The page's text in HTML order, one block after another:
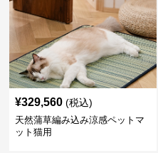
¥329,560 (税込)
天然蒲草編み込み涼感ペットマ
ット猫用